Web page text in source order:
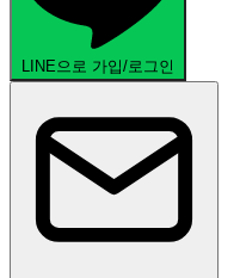
LINE으로 가입/로그인